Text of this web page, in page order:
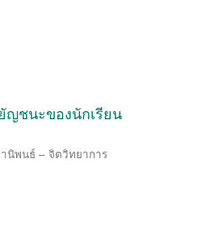
ญชนะของนักเรียน
นิพนธ์ – จิตวิทยาการ